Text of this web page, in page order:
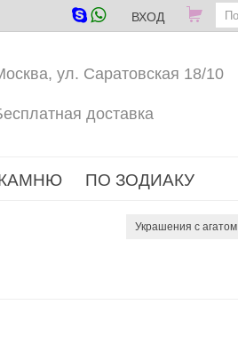
ВХОД
ул. Саратовская 18/10
доставка
ПО ЗОДИАКУ
Украшения с агатом